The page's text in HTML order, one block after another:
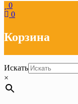
0
0
Корзина
Искать
×